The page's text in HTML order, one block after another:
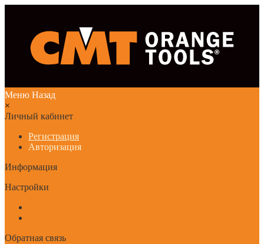
Меню Назад
×
Личный кабинет
Регистрация
Авторизация
Информация
Настройки
Обратная связь